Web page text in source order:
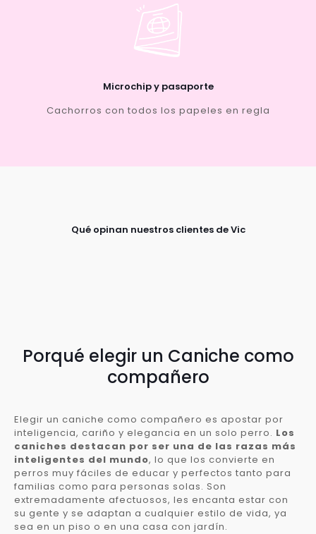
Microchip y pasaporte
Cachorros con todos los papeles en regla
Qué opinan nuestros clientes de Vic
Porqué elegir un Caniche como
compañero
Elegir un caniche como compañero es apostar por
inteligencia, cariño y elegancia en un solo perro. Los
caniches destacan por ser una de las razas más
inteligentes del mundo, lo que los convierte en
perros muy fáciles de educar y perfectos tanto para
familias como para personas solas. Son
extremadamente afectuosos, les encanta estar con
su gente y se adaptan a cualquier estilo de vida, ya
sea en un piso o en una casa con jardín.